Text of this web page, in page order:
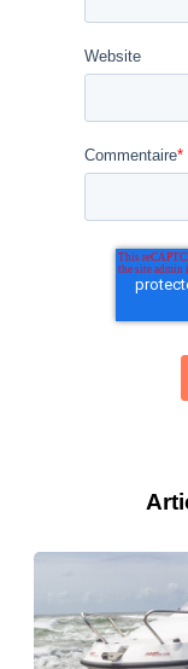
Website
Commentaire*